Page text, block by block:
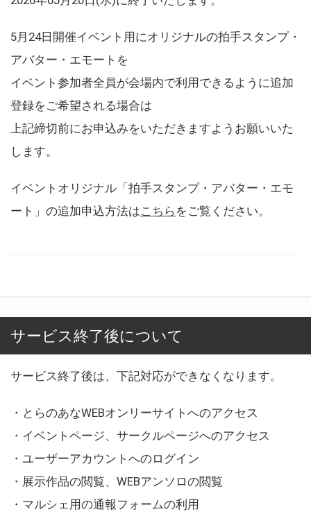
5月24日開催イベント用にオリジナルの拍手スタンプ・
アバター・エモートを
イベント参加者全員が会場内で利用できるように追加
登録をご希望される場合は
上記締切前にお申込みをいただきますようお願いいた
します。
イベントオリジナル「拍手スタンプ・アバター・エモ
ート」の追加申込方法はこちら をご覧ください。
サービス終了後について
サービス終了後は、下記対応ができなくなります。
・とらのあなWEBオンリーサイトへのアクセス
・イベントページ、サークルページへのアクセス
・ユーザーアカウントへのログイン
・展示作品の閲覧、WEBアンソロの閲覧
・マルシェ用の通報フォームの利用